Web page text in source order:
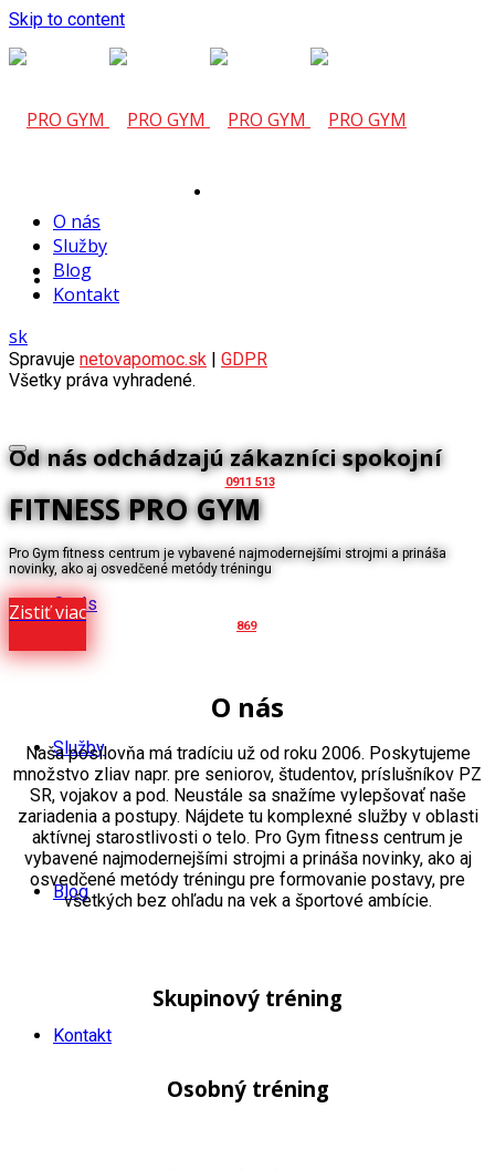
Skip to content
0911 513
869
O nás
Služby
Blog
Kontakt
O nás
Služby
Blog
Kontakt
sk
Spravuje netovapomoc.sk | GDPR
Všetky práva vyhradené.
Od nás odchádzajú zákazníci spokojní
FITNESS PRO GYM
Pro Gym fitness centrum je vybavené najmodernejšími strojmi a prináša
novinky, ako aj osvedčené metódy tréningu
Zistiť viac
O nás
Naša posilovňa má tradíciu už od roku 2006. Poskytujeme
množstvo zliav napr. pre seniorov, študentov, príslušníkov PZ
SR, vojakov a pod. Neustále sa snažíme vylepšovať naše
zariadenia a postupy. Nájdete tu komplexné služby v oblasti
aktívnej starostlivosti o telo. Pro Gym fitness centrum je
vybavené najmodernejšími strojmi a prináša novinky, ako aj
osvedčené metódy tréningu pre formovanie postavy, pre
všetkých bez ohľadu na vek a športové ambície.
Skupinový tréning
Osobný tréning